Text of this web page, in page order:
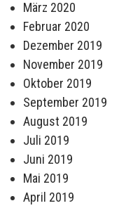
März 2020
Februar 2020
Dezember 2019
November 2019
Oktober 2019
September 2019
August 2019
Juli 2019
Juni 2019
Mai 2019
April 2019